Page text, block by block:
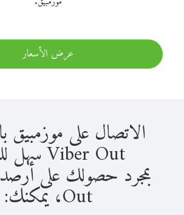
عرض الأسعار
الاتصال على موزمبيق
Viber Out سهل للغاية.
Out، يمكنك: